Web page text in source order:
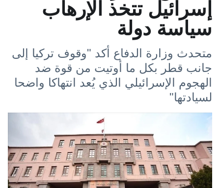
إسرائيل تتخذ الإرهاب
سياسة دولة
متحدث وزارة الدفاع أكد "وقوف تركيا إلى
جانب قطر بكل ما أوتيت من قوة ضد
الهجوم الإسرائيلي الذي يُعد انتهاكا واضحا
لسيادتها"